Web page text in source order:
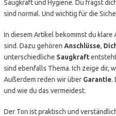
Saugkraft und Hygiene. Du fragst
sind normal. Und wichtig für die
In diesem Artikel bekommst du
sind. Dazu gehören Anschlüsse,
unterschiedliche Saugkraftentsteht
sind ebenfalls Thema. Ich zeige dir,
Außerdem reden wir über Garantie.
und wie du das vermeidest.
Der Ton ist praktisch und